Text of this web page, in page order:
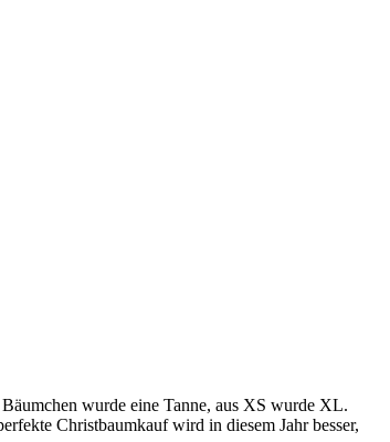
wurde eine Tanne, aus XS wurde XL.
Christbaumkauf wird in diesem Jahr besser,